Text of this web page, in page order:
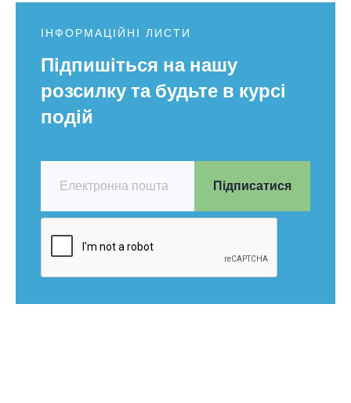
ІНФОРМАЦІЙНІ ЛИСТИ
Підпишіться на нашу
розсилку та будьте в курсі
подій